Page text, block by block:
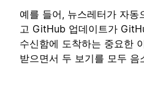
예를 들어, 뉴스레터가 자동
고 GitHub 업데이트가
수신함에 도착하는 중요한
받으면서 두 보기를 모두 음